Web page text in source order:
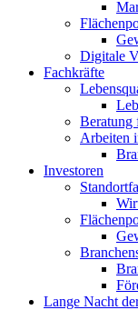
Digitale
Fachkräfte
Beratung
Arbeiten
Investoren
Lange Nacht